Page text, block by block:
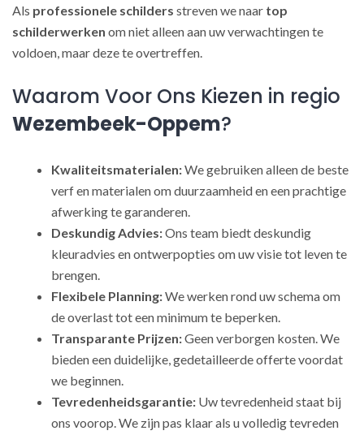
Als professionele schilders streven we naar top
schilderwerken om niet alleen aan uw verwachtingen te
voldoen, maar deze te overtreffen.
Waarom Voor Ons Kiezen in regio
Wezembeek-Oppem?
Kwaliteitsmaterialen:We gebruiken alleen de beste
verf en materialen om duurzaamheid en een prachtige
afwerking te garanderen.
Deskundig Advies:Ons team biedt deskundig
kleuradvies en ontwerpopties om uw visie tot leven te
brengen.
Flexibele Planning:We werken rond uw schema om
de overlast tot een minimum te beperken.
Transparante Prijzen:Geen verborgen kosten. We
bieden een duidelijke, gedetailleerde offerte voordat
we beginnen.
Tevredenheidsgarantie: Uw tevredenheid staat bij
ons voorop. We zijn pas klaar als u volledig tevreden